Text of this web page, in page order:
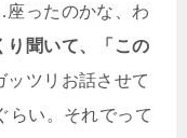
ったのかな、わ
り聞いて、「この
ッツリお話させて
らい。それでって